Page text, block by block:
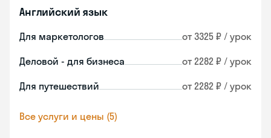
Английский язык
Для маркетологов от 3325 ₽ / урок
Деловой - для бизнеса от 2282 ₽ / урок
Для путешествий от 2282 ₽ / урок
Все услуги и цены (5)